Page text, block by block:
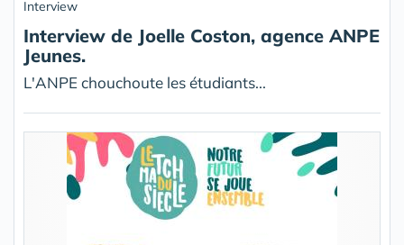
Interview
Interview de Joelle Coston, agence ANPE
Jeunes.
L'ANPE chouchoute les étudiants...